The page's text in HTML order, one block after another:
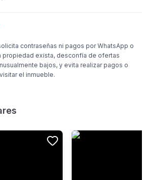
contraseñas ni pagos por WhatsApp o
propiedad exista, desconfía de ofertas
bajos, y evita realizar pagos o
el inmueble.